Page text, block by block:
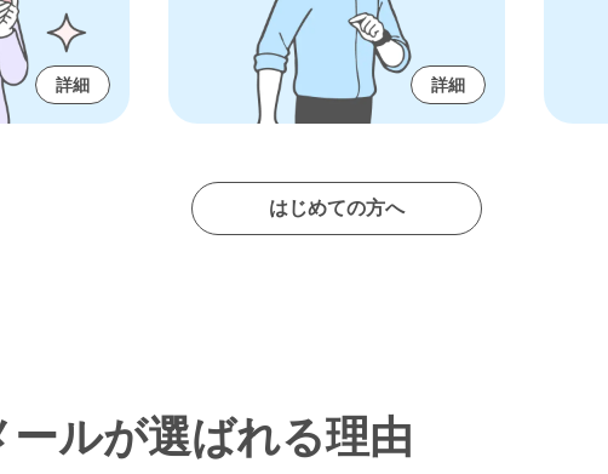
詳細 詳細
はじめての方へ
ールが選ばれる理由